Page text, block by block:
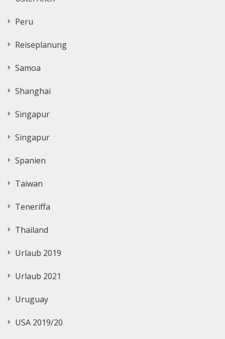
Peru
Reiseplanung
Samoa
Shanghai
Singapur
Singapur
Spanien
Taiwan
Teneriffa
Thailand
Urlaub 2019
Urlaub 2021
Uruguay
USA 2019/20